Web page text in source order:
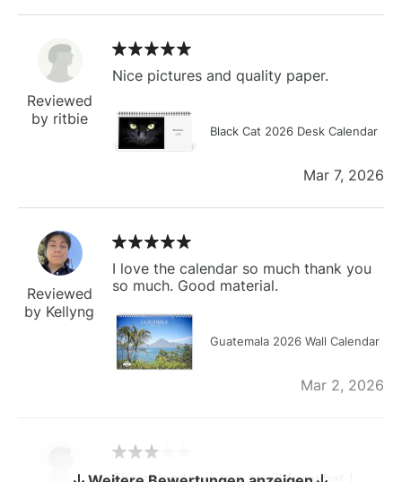
Reviewed
by ritbie
Nice pictures and quality paper.
Black Cat 2026 Desk Calendar
Mar 7, 2026
Reviewed
by Kellyng
I love the calendar so much thank you
so much. Good material.
Guatemala 2026 Wall Calendar
Mar 2, 2026
The calendar is too small for what I